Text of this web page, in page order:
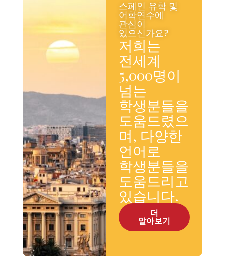
스페인 유학 및
어학연수에
관심이
있으신가요?
저희는
전세계
5,000명이
넘는
학생분들을
도움드렸으
며, 다양한
언어로
학생분들을
도움드리고
있습니다.
더
알아보기